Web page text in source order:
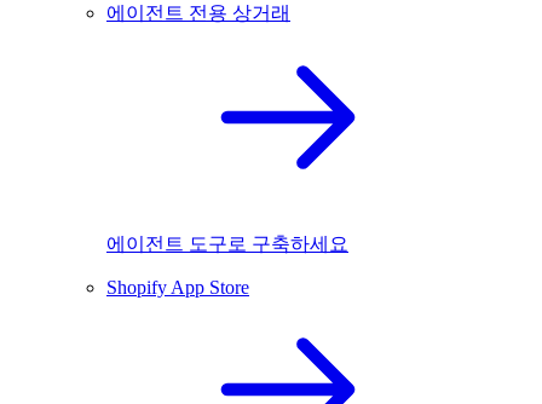
에이전트 전용 상거래
에이전트 도구로 구축하세요
Shopify App Store